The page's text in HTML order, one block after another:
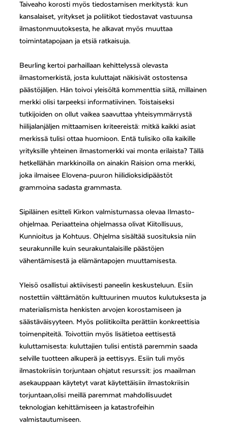
Taiveaho korosti myös tiedostamisen merkitystä: kun
kansalaiset, yritykset ja poliitikot tiedostavat vastuunsa
ilmastonmuutoksesta, he alkavat myös muuttaa
toimintatapojaan ja etsiä ratkaisuja.
Beurling kertoi parhaillaan kehittelyssä olevasta
ilmastomerkistä, josta kuluttajat näkisivät ostostensa
päästöjäljen. Hän toivoi yleisöltä kommenttia siitä, millainen
merkki olisi tarpeeksi informatiivinen. Toistaiseksi
tutkijoiden on ollut vaikea saavuttaa yhteisymmärrystä
hiilijalanjäljen mittaamisen kriteereistä: mitkä kaikki asiat
merkissä tulisi ottaa huomioon. Entä tulisiko olla kaikille
yrityksille yhteinen ilmastomerkki vai monta erilaista? Tällä
hetkellähän markkinoilla on ainakin Raision oma merkki,
joka ilmaisee Elovena-puuron hiilidioksidipäästöt
grammoina sadasta grammasta.
Sipiläinen esitteli Kirkon valmistumassa olevaa Ilmasto-
ohjelmaa. Periaatteina ohjelmassa olivat Kiitollisuus,
Kunnioitus ja Kohtuus. Ohjelma sisältää suosituksia niin
seurakunnille kuin seurakuntalaisille päästöjen
vähentämisestä ja elämäntapojen muuttamisesta.
Yleisö osallistui aktiivisesti paneelin keskusteluun. Esiin
nostettiin välttämätön kulttuurinen muutos kulutuksesta ja
materialismista henkisten arvojen korostamiseen ja
säästäväisyyteen. Myös poliitikoilta perättiin konkreettisia
toimenpiteitä. Toivottiin myös lisätietoa eettisestä
kuluttamisesta: kuluttajien tulisi entistä paremmin saada
selville tuotteen alkuperä ja eettisyys. Esiin tuli myös
ilmastokriisin torjuntaan ohjatut resurssit: jos maailman
asekauppaan käytetyt varat käytettäisiin ilmastokriisin
torjuntaan,olisi meillä paremmat mahdollisuudet
teknologian kehittämiseen ja katastrofeihin
valmistautumiseen.